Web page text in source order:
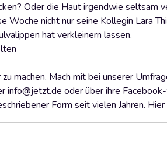
Oder die Haut irgendwie seltsam
nicht nur seine Kollegin Lara
hat verkleinern lassen.
machen. Mach mit bei unserer
info@jetzt.de oder über ihre
Form seit vielen Jahren.